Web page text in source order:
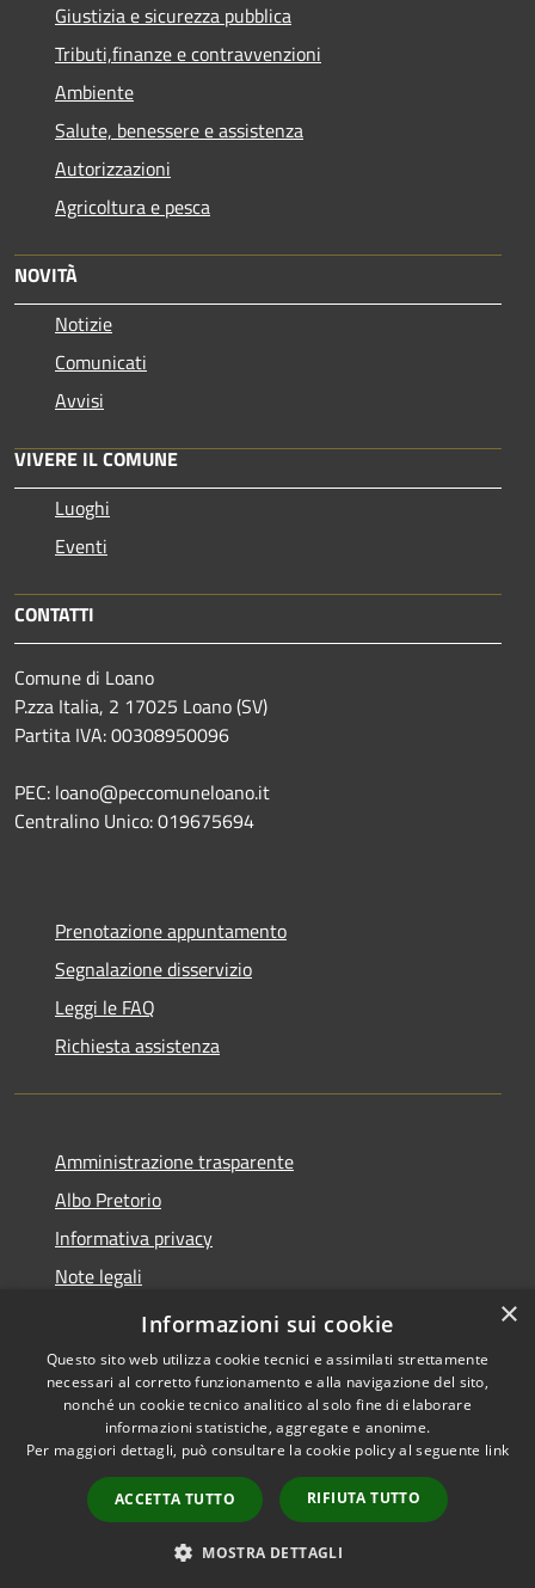
Giustizia e sicurezza pubblica
Tributi,finanze e contravvenzioni
Ambiente
Salute, benessere e assistenza
Autorizzazioni
Agricoltura e pesca
NOVITÀ
Notizie
Comunicati
Avvisi
VIVERE IL COMUNE
Luoghi
Eventi
CONTATTI
Comune di Loano
P.zza Italia, 2 17025 Loano (SV)
Partita IVA: 00308950096
PEC: loano@peccomuneloano.it
Centralino Unico: 019675694
Prenotazione appuntamento
Segnalazione disservizio
Leggi le FAQ
Richiesta assistenza
Amministrazione trasparente
Albo Pretorio
Informativa privacy
Note legali
Dichiarazione di accessibilità
Accessibilità
Copyright © 2026 • Comune di
Loano • Powered by
Municipium•
Accesso
redazione
×
Informazioni sui cookie
Questo sito web utilizza cookie tecnici e assimilati strettamente
necessari al corretto funzionamento e alla navigazione del sito,
nonché un cookie tecnico analitico al solo fine di elaborare
informazioni statistiche, aggregate e anonime.
Per maggiori dettagli, può consultare la cookie policy al seguente link
ACCETTA TUTTO RIFIUTA TUTTO
MOSTRA DETTAGLI